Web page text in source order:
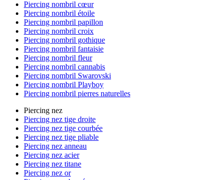
Piercing nombril cœur
Piercing nombril étoile
Piercing nombril papillon
Piercing nombril croix
Piercing nombril gothique
Piercing nombril fantaisie
Piercing nombril fleur
Piercing nombril cannabis
Piercing nombril Swarovski
Piercing nombril Playboy
Piercing nombril pierres naturelles
Piercing nez
Piercing nez tige droite
Piercing nez tige courbée
Piercing nez tige pliable
Piercing nez anneau
Piercing nez acier
Piercing nez titane
Piercing nez or